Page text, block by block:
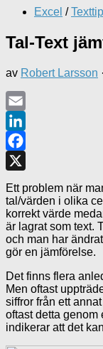
Excel /
Tal-Text
av Robert Larsson ·
Email
LinkedIn
Facebook
Ett problem när
tal/värden i olika
korrekt värde
är lagrat som text.
och man har
gör en jämförelse.
Det finns flera
Men oftast
siffror från ett
oftast detta
indikerar att det